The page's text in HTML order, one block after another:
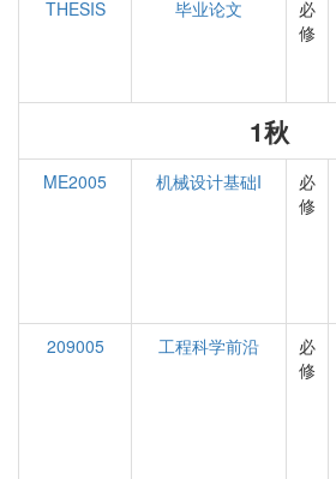
THESIS 毕业论文
必
修
1秋
ME2005 机械设计基础I
必
修
209005
工程科学前沿
必
修